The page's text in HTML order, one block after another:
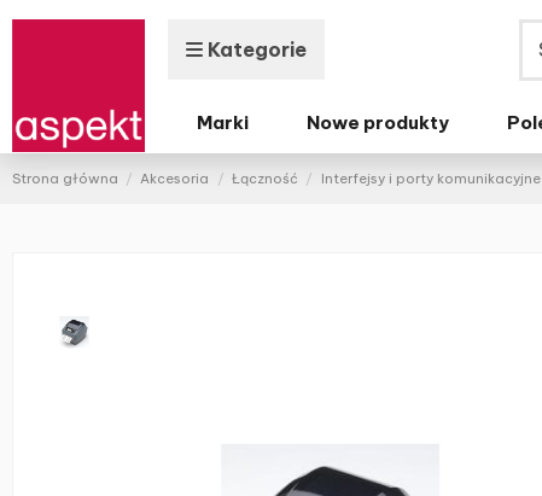
Kategorie
Marki Nowe produkty
Strona główna Akcesoria Łączność Interfejsy i porty komunikacyjne